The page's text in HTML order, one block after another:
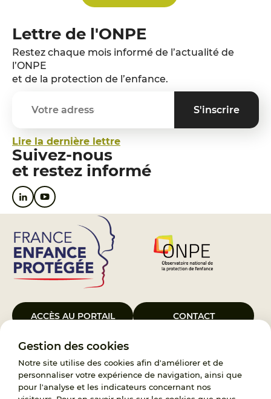
Gestion des cookies
Notre site utilise des cookies afin d'améliorer et de
personnaliser votre expérience de navigation, ainsi que
pour l'analyse et les indicateurs concernant nos
Lettre de l'ONPE
Restez chaque mois informé de l’actualité de
l’ONPE
et de la protection de l’enfance.
Lire la dernière lettre
Suivez-nous
et restez informé
ACCÈS AU PORTAIL CONTACT
Le Groupement d’Intérêt Public France Enfance Protégée, créé le 5
janvier 2023, a pour objet d’assurer les missions de service public du
119, d’accompagnement des adoptants et de traitement des
demandes d’accès aux origines personnelles. France Enfance
Protégée est également un observatoire et une ressource pour